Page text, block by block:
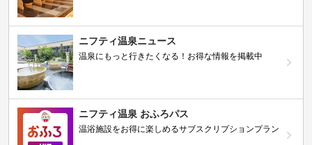
ニフティ温泉ニュース
温泉にもっと行きたくなる！お得な情報を掲載中
ニフティ温泉 おふろパス
温浴施設をお得に楽しめるサブスクリプションプラン